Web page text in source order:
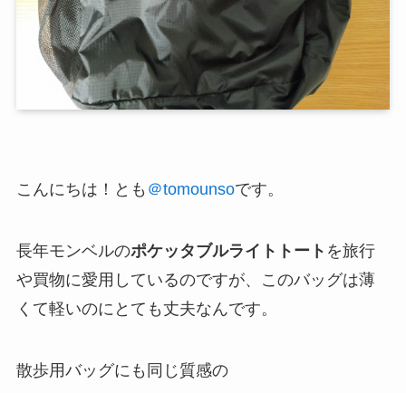
こんにちは！とも ＠tomounsoです。
長年モンベルのポケッタブルライトトート を旅行
や買物に愛用しているのですが、このバッグは薄
くて軽いのにとても丈夫なんです。
散歩用バッグにも同じ質感の